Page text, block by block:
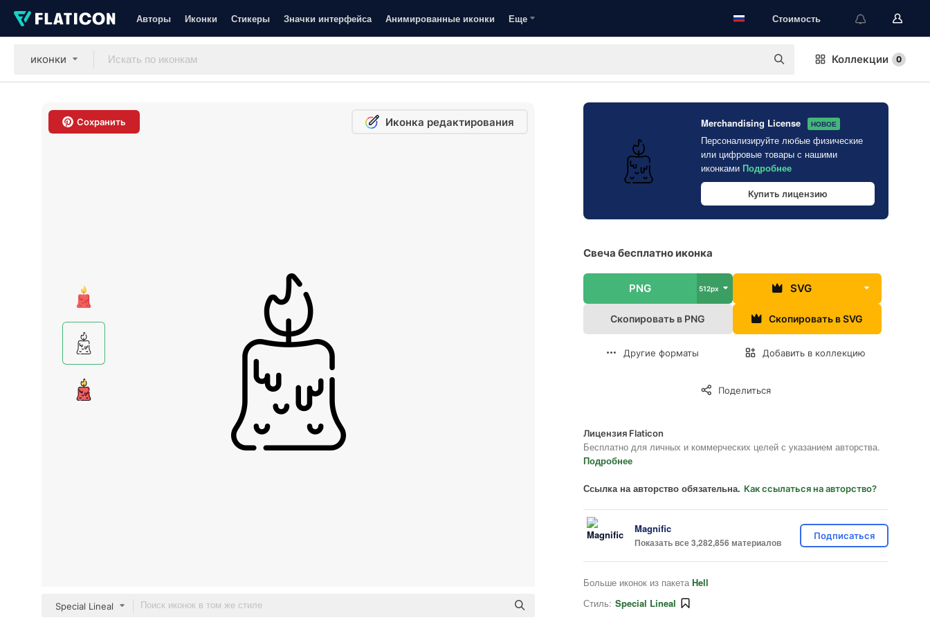
Авторы Иконки Стикеры Значки интерфейса Анимированные иконки Еще Стоимость
иконки Коллекции 0
Сохранить Иконка редактирования
Special Lineal
Merchandising License НОВОЕ
Персонализируйте любые физические
или цифровые товары с нашими
иконками Подробнее
Купить лицензию
Свеча бесплатно иконка
PNG 512px SVG
Скопировать в PNG Скопировать в SVG
Другие форматы Добавить в коллекцию
Поделиться
Лицензия Flaticon
Бесплатно для личных и коммерческих целей с указанием авторства.
Подробнее
Ссылка на авторство обязательна. Как ссылаться на авторство?
Magnific
Показать все 3,282,856 материалов
Подписаться
Больше иконок из пакета Hell
Стиль: Special Lineal